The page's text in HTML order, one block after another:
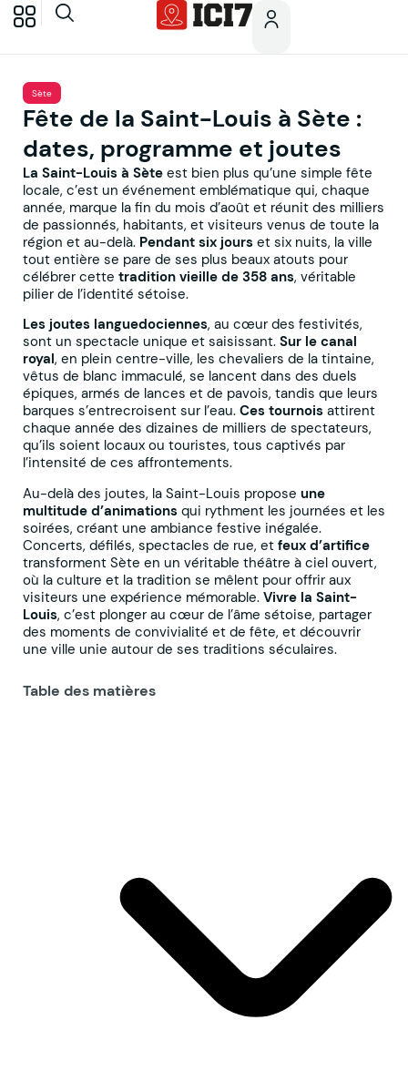
Sète
Fête de la Saint-Louis à Sète :
dates, programme et joutes
La Saint-Louis à Sète est bien plus qu’une simple fête
locale, c’est un événement emblématique qui, chaque
année, marque la fin du mois d’août et réunit des milliers
de passionnés, habitants, et visiteurs venus de toute la
région et au-delà. Pendant six jours et six nuits, la ville
tout entière se pare de ses plus beaux atouts pour
célébrer cette tradition vieille de 358 ans, véritable
pilier de l’identité sétoise.
Les joutes languedociennes, au cœur des festivités,
sont un spectacle unique et saisissant. Sur le canal
royal, en plein centre-ville, les chevaliers de la tintaine,
vêtus de blanc immaculé, se lancent dans des duels
épiques, armés de lances et de pavois, tandis que leurs
barques s’entrecroisent sur l’eau. Ces tournois attirent
chaque année des dizaines de milliers de spectateurs,
qu’ils soient locaux ou touristes, tous captivés par
l’intensité de ces affrontements.
Au-delà des joutes, la Saint-Louis propose une
multitude d’animations qui rythment les journées et les
soirées, créant une ambiance festive inégalée.
Concerts, défilés, spectacles de rue, et feux d’artifice
transforment Sète en un véritable théâtre à ciel ouvert,
où la culture et la tradition se mêlent pour offrir aux
visiteurs une expérience mémorable. Vivre la Saint-
Louis, c’est plonger au cœur de l’âme sétoise, partager
des moments de convivialité et de fête, et découvrir
une ville unie autour de ses traditions séculaires.
Table des matières